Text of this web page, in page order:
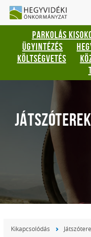
Gyorsbillentyűk
listája
Keresés:
"S"
Bejelentkezés:
PARKOLÁS
ÜGYINTÉZÉS
KÖLTSÉGVETÉS
Kikapcsolódás